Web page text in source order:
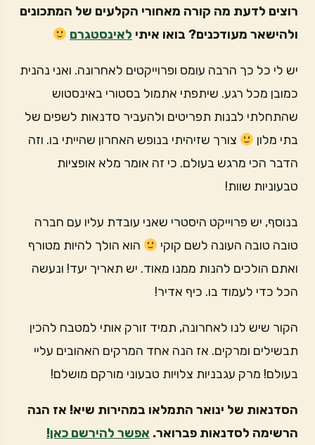
רוצים לדעת מה קורה מאחורי הקלעים של המתכונים
ולהישאר מעודכנים? בואו איתי לאינסטגרם
יש לי כל כך הרבה עומס ופרוייקטים לאחרונה. ואני נהנית
כמובן מכל רגע. שיתפתי אתמול בסטורי באינסטוש
שהתחלתי לבנות תפריטים ולהעביר סדנאות לשפים של
בתי מלון
צורך שזיהיתי בנופש האחרון שהייתי בו. וזה
הדבר הכי מרגש בעולם. כי זה אומר מלא אופציות
טבעוניות שוות!
בנוסף, יש פרוייקט היסטרי שאני עובדת עליו עם חברה
טובה טובה העונה לשם קוקי
הוא הולך להיות מטורף
ואתם הולכים להנות ממנו מאוד. יש תאריך יעד! ונעשה
הכל כדי לעמוד בו. כיף אדיר!
הקור שיש לנו לאחרונה, תמיד זורק אותי למטבח להכין
תבשילים ומרקים. אז הנה אחד המרקים האהובים עליי
בעולם! מרק עגבניות צלויות טבעוני מורקם מושלם!
הסדנאות של ינואר התמלאו במהירות שיא! אז הנה
הרשימה לסדנאות פברואר. אפשר להירשם כאן!